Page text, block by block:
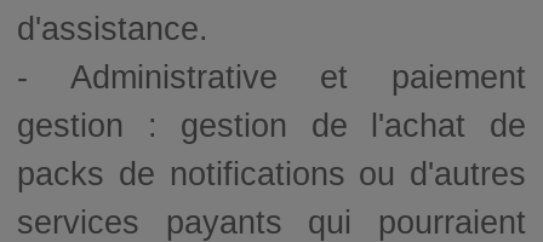
d'assistance.
- Administrative et paiement
gestion : gestion de l'achat de
packs de notifications ou d'autres
services payants qui pourraient